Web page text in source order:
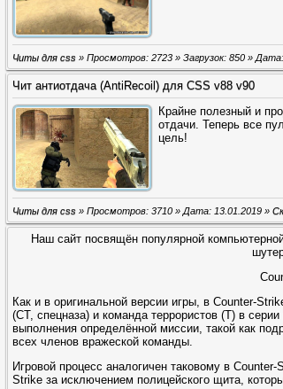
Читы для css » Просмотров: 2723 » Загрузок: 850 » Дата:
Чит антиотдача (AntiRecoil) для CSS v88 v90
Крайне полезный и
отдачи. Теперь все
цель!
Читы для css » Просмотров: 3710 » Дата: 13.01.2019 »
Наш сайт посвящён популярной
Как и в оригинальной версии игры, в Counter-
(CT, спецназа) и команда террористов (Т) в
выполнения определённой миссии, такой как
всех членов вражеской команды.
Игровой процесс аналогичен таковому в
Strike за исключением полицейского щита,